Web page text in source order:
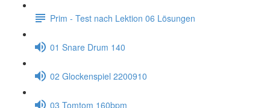
Prim - Test nach Lektion 06 Lösungen
01 Snare Drum 140
02 Glockenspiel 2200910
03 Tomtom 160bpm